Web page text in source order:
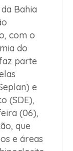
Bahia
com o
do
parte
e
(SDE),
(06),
que
e áreas